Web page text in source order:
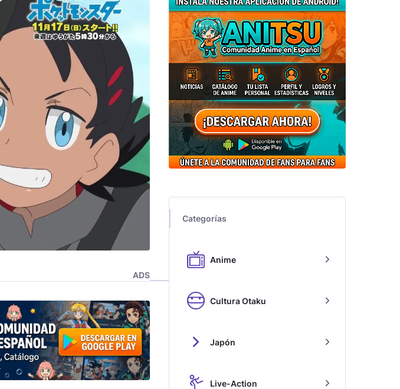
ADS
Categorías
Anime
Cultura Otaku
Japón
Live-Action